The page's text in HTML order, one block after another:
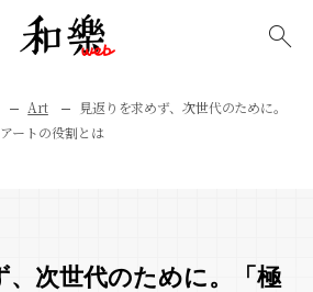
Art
見返りを求めず、次世代のために。
ートの役割とは
、次世代のために。「極